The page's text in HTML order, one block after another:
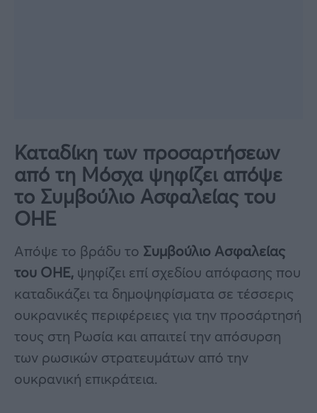
Καταδίκη των προσαρτήσεων
από τη Μόσχα ψηφίζει απόψε
το Συμβούλιο Ασφαλείας του
ΟΗΕ
Απόψε το βράδυ το Συμβούλιο Ασφαλείας
του ΟΗΕ, ψηφίζει επί σχεδίου απόφασης που
καταδικάζει τα δημοψηφίσματα σε τέσσερις
ουκρανικές περιφέρειες για την προσάρτησή
τους στη Ρωσία και απαιτεί την απόσυρση
των ρωσικών στρατευμάτων από την
ουκρανική επικράτεια.